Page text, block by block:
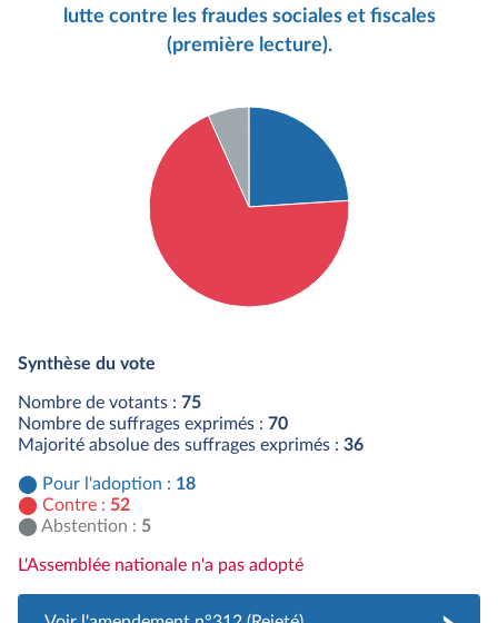
lutte contre les fraudes sociales et fiscales
(première lecture).
Synthèse du vote
Nombre de votants : 75
Nombre de suffrages exprimés : 70
Majorité absolue des suffrages exprimés : 36
Pour l'adoption : 18
Contre : 52
Abstention : 5
L'Assemblée nationale n'a pas adopté